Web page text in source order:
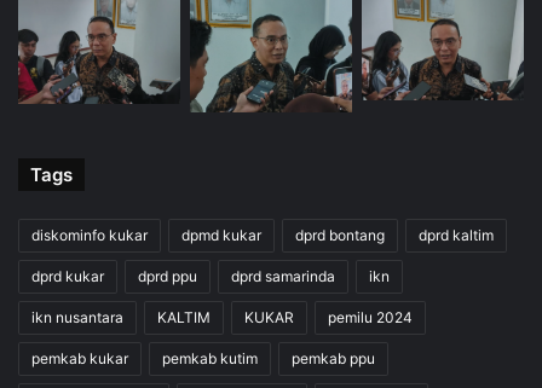
Tags
diskominfo kukar dpmd kukar dprd bontang dprd kaltim
dprd kukar dprd ppu dprd samarinda ikn
ikn nusantara KALTIM KUKAR pemilu 2024
pemkab kukar pemkab kutim pemkab ppu